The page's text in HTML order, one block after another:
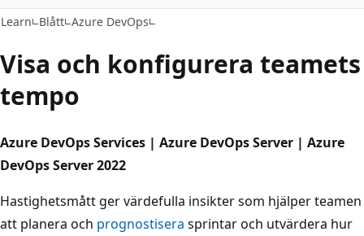
Learn Blått Azure DevOps
Visa och konfigurera teamets
tempo
Azure DevOps Services | Azure DevOps Server | Azure
DevOps Server 2022
Hastighetsmått ger värdefulla insikter som hjälper teamen
att planera och prognostisera sprintar och utvärdera hur